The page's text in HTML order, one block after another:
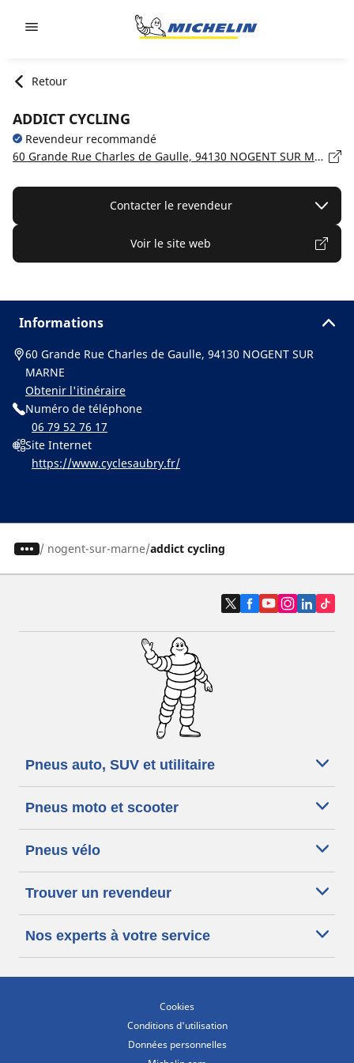
Retour
ADDICT CYCLING
Revendeur recommandé
60 Grande Rue Charles de Gaulle, 94130 NOGENT SUR MARNE
Contacter le revendeur
Voir le site web
Informations
60 Grande Rue Charles de Gaulle, 94130 NOGENT SUR
MARNE
Obtenir l'itinéraire
Numéro de téléphone
06 79 52 76 17
Site Internet
https://www.cyclesaubry.fr/
/ nogent-sur-marne addict cycling
Pneus auto, SUV et utilitaire
Pneus moto et scooter
Pneus vélo
Trouver un revendeur
Nos experts à votre service
Cookies
Conditions d'utilisation
Données personnelles